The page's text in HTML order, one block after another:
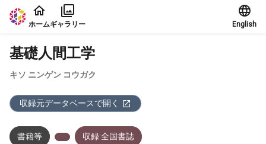
本文に飛ぶ
ホームギャラリー English
基礎人間工学
キソ ニンゲン コウガク
収録元データベースで開く
書籍等 収録:全国書誌